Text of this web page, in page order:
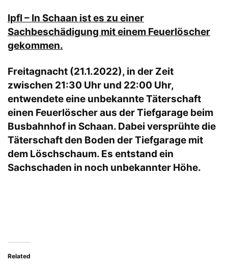
lpfl – In Schaan ist es zu einer
Sachbeschädigung mit einem Feuerlöscher
gekommen.
Freitagnacht (21.1.2022), in der Zeit
zwischen 21:30 Uhr und 22:00 Uhr,
entwendete eine unbekannte Täterschaft
einen Feuerlöscher aus der Tiefgarage beim
Busbahnhof in Schaan. Dabei versprühte die
Täterschaft den Boden der Tiefgarage mit
dem Löschschaum. Es entstand ein
Sachschaden in noch unbekannter Höhe.
Related